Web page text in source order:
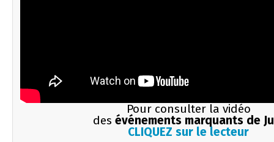
Pour consulter la vidéo
des événements marquants de
CLIQUEZ sur le lecteur